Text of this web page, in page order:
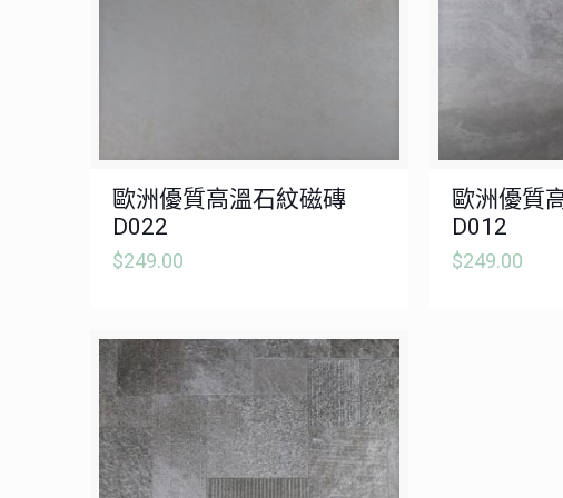
歐洲優質高溫石紋磁磚
D022
$249.00
歐洲優質
D012
$249.00